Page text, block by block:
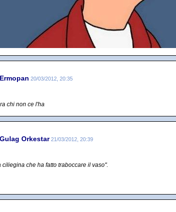
Ermopan 20/03/2012, 20:35
chi non ce l'ha
Gulag Orkestar 21/03/2012, 20:39
ciliegina che ha fatto traboccare il vaso".